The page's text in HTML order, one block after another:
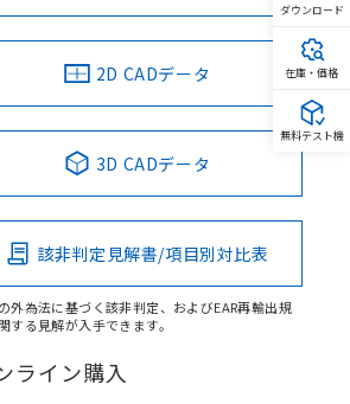
2D CADデータ
3D CADデータ
該非判定見解書/項目別対比表
外為法に基づく該非判定、およびEAR再輸出規
する見解が入手できます。
ライン購入
ダウンロード
在庫・価格
無料テスト機